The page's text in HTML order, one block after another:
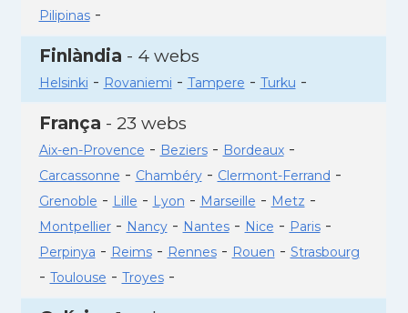
Pilipinas-
Finlàndia - 4 webs
Helsinki - Rovaniemi - Tampere - Turku -
França - 23 webs
Aix-en-Provence - Beziers- Bordeaux-
Carcassonne - Chambéry- Clermont-Ferrand -
Grenoble - Lille - Lyon - Marseille - Metz -
Montpellier- Nancy- Nantes- Nice - Paris-
Perpinya - Reims- Rennes- Rouen - Strasbourg
- Toulouse - Troyes-